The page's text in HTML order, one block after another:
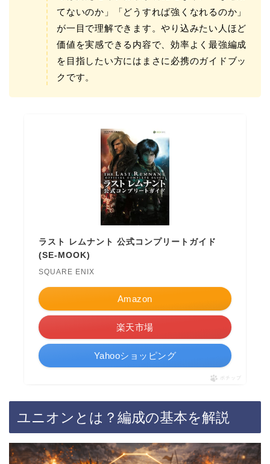
てないのか」「どうすれば強くなれるのか」
が一目で理解できます。やり込みたい人ほど
価値を実感できる内容で、効率よく最強編成
を目指したい方にはまさに必携のガイドブッ
クです。
ラスト レムナント 公式コンプリートガイド
(SE-MOOK)
SQUARE ENIX
Amazon
楽天市場
Yahooショッピング
ポチップ
ユニオンとは？編成の基本を解説